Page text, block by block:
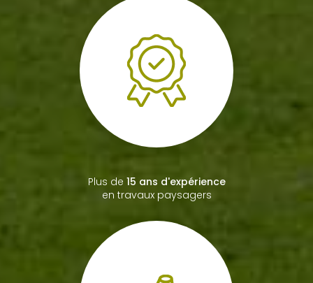
Plus de 15 ans d'expérience
en travaux paysagers